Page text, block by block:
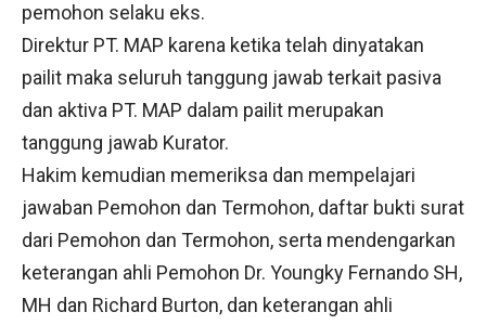
pemohon selaku eks.
Direktur PT. MAP karena ketika telah dinyatakan
pailit maka seluruh tanggung jawab terkait pasiva
dan aktiva PT. MAP dalam pailit merupakan
tanggung jawab Kurator.
Hakim kemudian memeriksa dan mempelajari
jawaban Pemohon dan Termohon, daftar bukti surat
dari Pemohon dan Termohon, serta mendengarkan
keterangan ahli Pemohon Dr. Youngky Fernando SH,
MH dan Richard Burton, dan keterangan ahli